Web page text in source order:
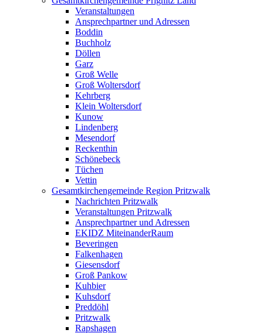
Veranstaltungen
Ansprechpartner und Adressen
Boddin
Buchholz
Döllen
Garz
Groß Welle
Groß Woltersdorf
Kehrberg
Klein Woltersdorf
Kunow
Lindenberg
Mesendorf
Reckenthin
Schönebeck
Tüchen
Vettin
Gesamtkirchengemeinde Region Pritzwalk
Nachrichten Pritzwalk
Veranstaltungen Pritzwalk
Ansprechpartner und Adressen
EKIDZ MiteinanderRaum
Beveringen
Falkenhagen
Giesensdorf
Groß Pankow
Kuhbier
Kuhsdorf
Preddöhl
Pritzwalk
Rapshagen